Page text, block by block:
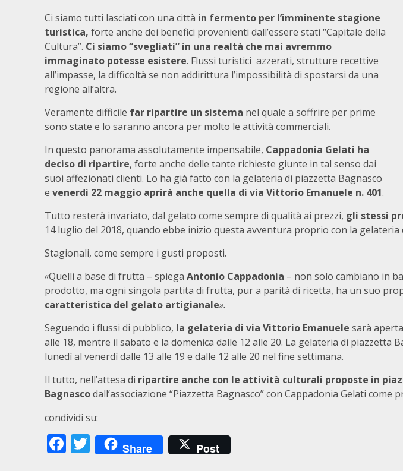
Ci siamo tutti lasciati con una città in fermento per l’imminente stagione
turistica, forte anche dei benefici provenienti dall’essere stati “Capitale della
Cultura”. Ci siamo “svegliati” in una realtà che mai avremmo
immaginato potesse esistere. Flussi turistici azzerati, strutture recettive
all’impasse, la difficoltà se non addirittura l’impossibilità di spostarsi da una
regione all’altra.
Veramente difficile far ripartire un sistema nel quale a soffrire per prime
sono state e lo saranno ancora per molto le attività commerciali.
In questo panorama assolutamente impensabile, Cappadonia Gelati ha
deciso di ripartire, forte anche delle tante richieste giunte in tal senso dai
suoi affezionati clienti. Lo ha già fatto con la gelateria di piazzetta Bagnasco
e venerdì 22 maggio aprirà anche quella di via Vittorio Emanuele n. 401.
Tutto resterà invariato, dal gelato come sempre di qualità ai prezzi, gli stessi
14 luglio del 2018, quando ebbe inizio questa avventura proprio con la gelateria
Stagionali, come sempre i gusti proposti.
«Quelli a base di frutta – spiega Antonio Cappadonia – non solo cambiano in
prodotto, ma ogni singola partita di frutta, pur a parità di ricetta, ha un suo
caratteristica del gelato artigianale».
Seguendo i flussi di pubblico, la gelateria di via Vittorio Emanuele sarà
alle 18, mentre il sabato e la domenica dalle 12 alle 20. La gelateria di piazzetta
lunedì al venerdì dalle 13 alle 19 e dalle 12 alle 20 nel fine settimana.
Il tutto, nell’attesa di ripartire anche con le attività culturali proposte in
Bagnascodall’associazione “Piazzetta Bagnasco” con Cappadonia Gelati come
condividi su:
Facebook
Twitter
Share Post